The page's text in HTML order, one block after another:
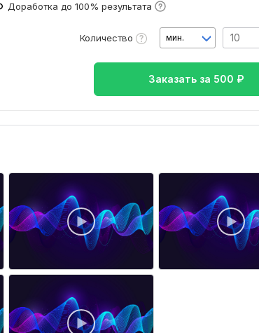
Доработка до 100% результата
Количество мин.
Заказать за 500 ₽